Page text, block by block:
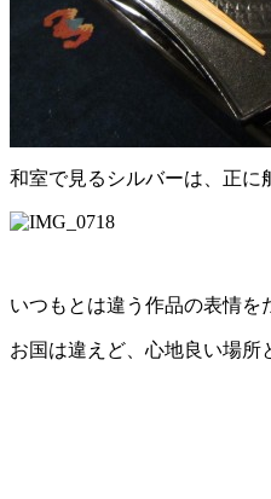
和室で見るシルバーは、正に
いつもとは違う作品の表情を
お国は違えど、心地良い場